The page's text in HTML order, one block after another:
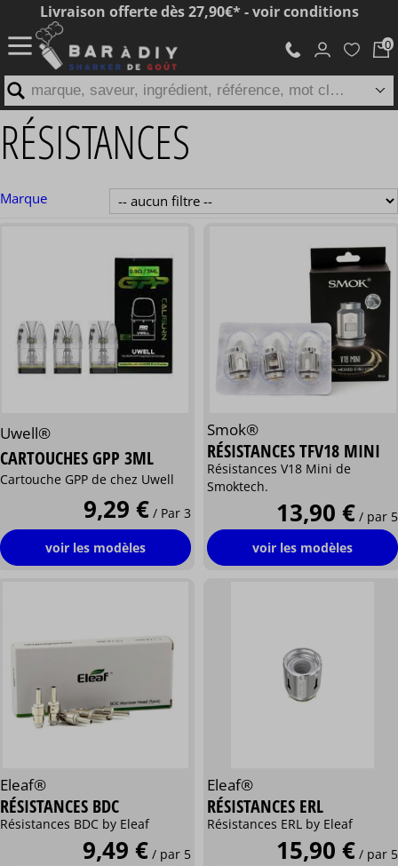
RÉSISTANCES
Marque
Uwell®
CARTOUCHES GPP 3ML
Cartouche GPP de chez Uwell
9,29 € / Par 3
voir les modèles
Smok®
RÉSISTANCES TFV18 MINI
Résistances V18 Mini de
Smoktech.
13,90 € / par 5
voir les modèles
Eleaf®
RÉSISTANCES BDC
Résistances BDC by Eleaf
9,49 € / par 5
Eleaf®
RÉSISTANCES ERL
Résistances ERL by Eleaf
15,90 € / par 5
Livraison offerte dès 27,90€* - voir conditions
marque, saveur, ingrédient, référence, mot clé...